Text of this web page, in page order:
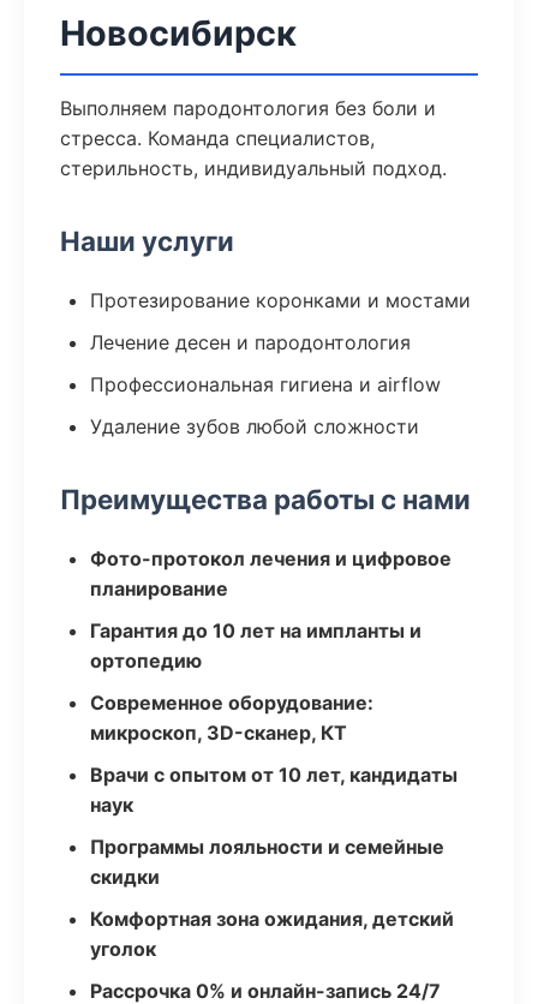
Новосибирск
Выполняем пародонтология без боли и
стресса. Команда специалистов,
стерильность, индивидуальный подход.
Наши услуги
Протезирование коронками и мостами
Лечение десен и пародонтология
Профессиональная гигиена и airflow
Удаление зубов любой сложности
Преимущества работы с нами
Фото-протокол лечения и цифровое
планирование
Гарантия до 10 лет на импланты и
ортопедию
Современное оборудование:
микроскоп, 3D-сканер, КТ
Врачи с опытом от 10 лет, кандидаты
наук
Программы лояльности и семейные
скидки
Комфортная зона ожидания, детский
уголок
Рассрочка 0% и онлайн-запись 24/7